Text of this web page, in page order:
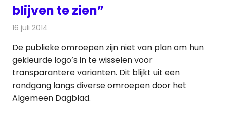
blijven te zien”
16 juli 2014
De publieke omroepen zijn niet van plan om hun
gekleurde logo’s in te wisselen voor
transparantere varianten. Dit blijkt uit een
rondgang langs diverse omroepen door het
Algemeen Dagblad.